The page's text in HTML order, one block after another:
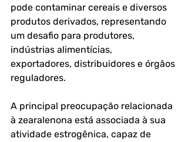
pode contaminar cereais e diversos
produtos derivados, representando
um desafio para produtores,
indústrias alimentícias,
exportadores, distribuidores e órgãos
reguladores.
A principal preocupação relacionada
à zearalenona está associada à sua
atividade estrogênica, capaz de